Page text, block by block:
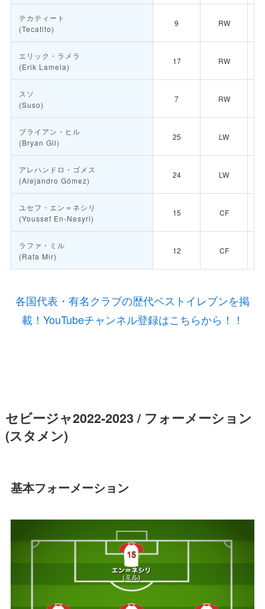
テカティート
(Tecatito)
9 RW
エリック・ラメラ
(Erik Lamela)
17 RW
スソ
(Suso)
7 RW
ブライアン・ヒル
(Bryan Gil)
25 LW
アレハンドロ・ゴメス
(Alejandro Gómez)
24 LW
ユセフ・エン＝ネシリ
(Youssef En-Nesyri)
15 CF
ラファ・ミル
(Rafa Mir)
12 CF
各国代表・有名クラブの歴代ベストイレブンを掲
載！YouTubeチャンネル登録はこちらから！！
セビージャ2022-2023 / フォーメーション
(スタメン)
基本フォーメーション